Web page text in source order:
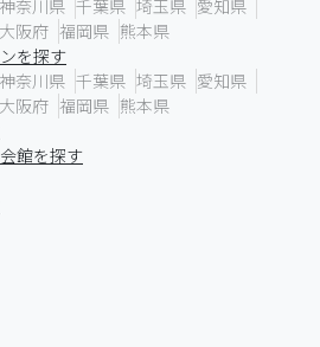
神奈川県 千葉県 埼玉県 愛知県
大阪府 福岡県 熊本県
を探す
神奈川県 千葉県 埼玉県 愛知県
大阪府 福岡県 熊本県
館を探す